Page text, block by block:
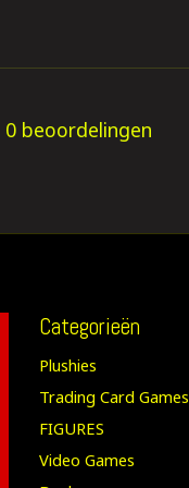
0 beoordelingen
Categorieën
Plushies
Trading Card Games
FIGURES
Video Games